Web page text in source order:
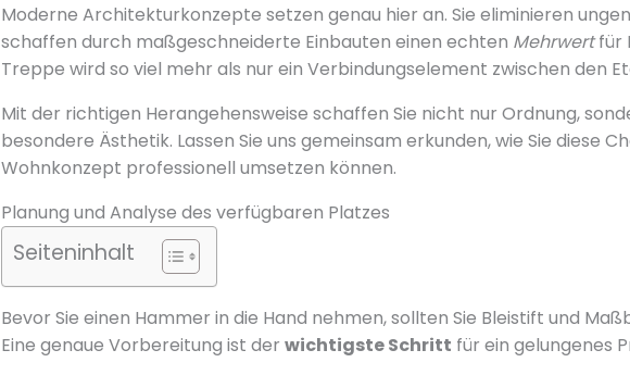
Moderne Architekturkonzepte setzen genau hier an. Sie eliminieren
schaffen durch maßgeschneiderte Einbauten einen echten Mehrwertfür
Treppe wird so viel mehr als nur ein Verbindungselement zwischen den
Mit der richtigen Herangehensweise schaffen Sie nicht nur Ordnung,
besondere Ästhetik. Lassen Sie uns gemeinsam erkunden, wie Sie diese
Wohnkonzept professionell umsetzen können.
Planung und Analyse des verfügbaren Platzes
Seiteninhalt
Bevor Sie einen Hammer in die Hand nehmen, sollten Sie Bleistift und
Eine genaue Vorbereitung ist der wichtigste Schritt für ein gelungenes